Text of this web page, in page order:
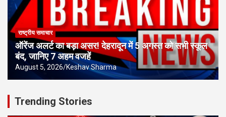
राष्ट्रीय समाचार
ऑरेंज अलर्ट का बड़ा असर! देहरादून में 5 अगस्त को सभी स्कूल
बंद, जानिए 7 अहम वजहें
August 5, 2026 Keshav Sharma
Trending Stories